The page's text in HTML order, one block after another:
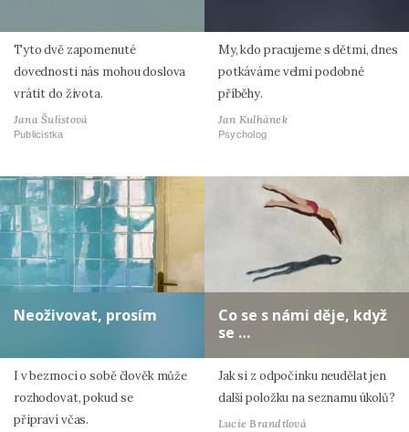
Tyto dvě zapomenuté
dovednosti nás mohou doslova
vrátit do života.
Jana Šulistová
Publicistka
My, kdo pracujeme s dětmi, dnes
potkáváme velmi podobné
příběhy.
Jan Kulhánek
Psycholog
Neoživovat, prosím
I v bezmoci o sobě člověk může
rozhodovat, pokud se
připraví včas.
Co se s námi děje, když
se …
Jak si z odpočinku neudělat jen
další položku na seznamu úkolů?
Lucie Brandtlová